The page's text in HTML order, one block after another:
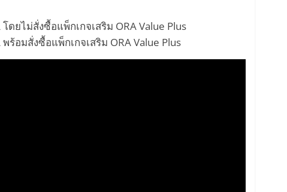
ดยไม่สั่งซื้อแพ็กเกจเสริม ORA Value Plus
ร้อมสั่งซื้อแพ็กเกจเสริม ORA Value Plus